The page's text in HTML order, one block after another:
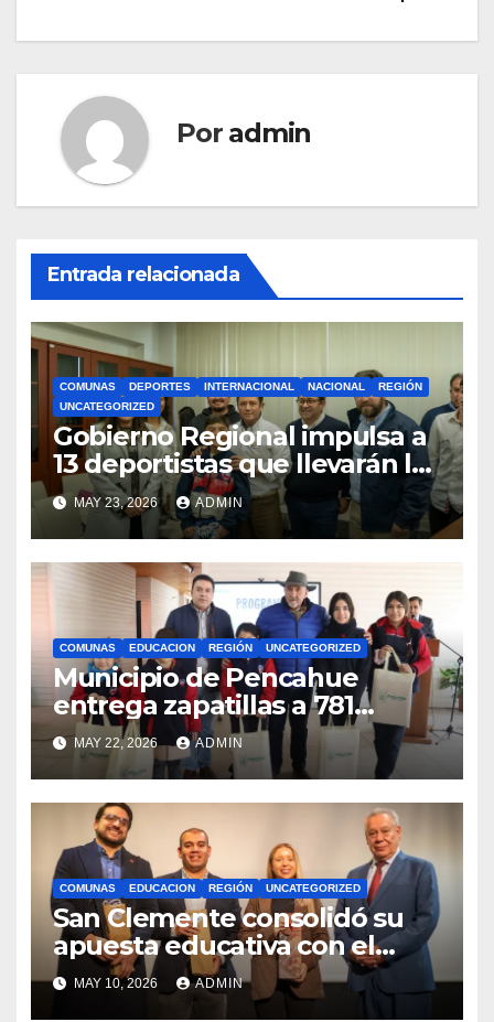
Por admin
Entrada relacionada
COMUNAS DEPORTES INTERNACIONAL NACIONAL
REGIÓN
UNCATEGORIZED
Gobierno Regional impulsa a
13 deportistas que llevarán la
bandera maulina a
competencias
internacionales
MAY 23, 2026 ADMIN
COMUNAS EDUCACION REGIÓN UNCATEGORIZED
Municipio de Pencahue
entrega zapatillas a 781
estudiantes con recursos del
Royalty Minero
MAY 22, 2026 ADMIN
COMUNAS EDUCACION REGIÓN UNCATEGORIZED
San Clemente consolidó su
apuesta educativa con el
lanzamiento del
Preuniversitario Brotes 2026
MAY 10, 2026 ADMIN